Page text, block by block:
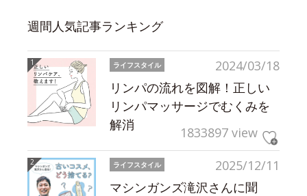
週間人気記事ランキング
2024/03/18
ライフスタイル
リンパの流れを図解！正しい
リンパマッサージでむくみを
解消
1833897 view
2025/12/11
ライフスタイル
マシンガンズ滝沢さんに聞